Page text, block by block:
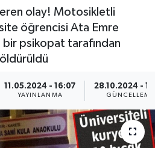
olay! Motosikletli
öğrencisi Ata Emre
psikopat tarafından
11.05.2024 - 16:07
YAYINLANMA
28.10.2024 -
GÜNCELLEME